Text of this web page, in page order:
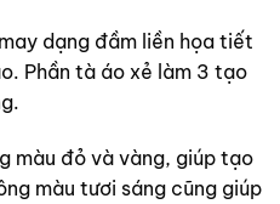
may dạng đầm liền họa tiết
Phần tà áo xẻ làm 3 tạo
màu đỏ và vàng, giúp tạo
màu tươi sáng cũng giúp